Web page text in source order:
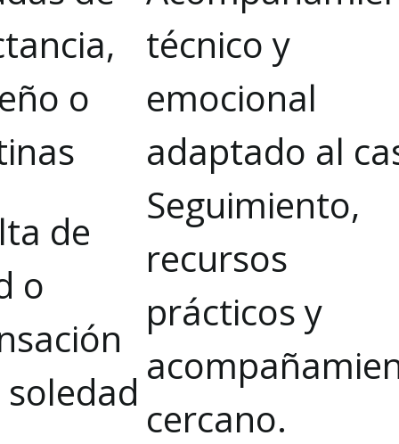
o
técnico y
emocional
adaptado al
de
o
Seguimiento,
recursos
prácticos y
cercano.